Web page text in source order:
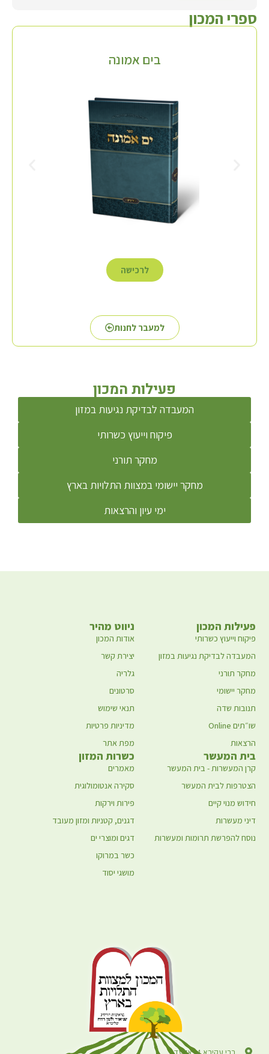
ספרי המכון
בים אמונה
לרכישה
למעבר לחנות
פעילות המכון
המעבדה לבדיקת נגיעות במזון
פיקוח וייעוץ כשרותי
מחקר תורני
מחקר יישומי במצוות התלויות בארץ
ימי עיון והרצאות
ניווט מהיר
אודות המכון
יצירת קשר
גלריה
סרטונים
תנאי שימוש
מדיניות פרטיות
מפת אתר
פעילות המכון
פיקוח וייעוץ כשרותי
המעבדה לבדיקת נגיעות במזון
מחקר תורני
מחקר יישומי
תנובות שדה
שו״תים Online
הרצאות
כשרות המזון
מאמרים
סקירה אנטומולוגית
פירות וירקות
דגנים, קטניות ומזון מעובד
דגים ומוצרי ים
כשר במרוקו
מושגי יסוד
בית המעשר
קרן המעשרות - בית המעשר
הצטרפות לבית המעשר
חידוש מנוי קיים
דיני מעשרות
נוסח להפרשת תרומות ומעשרות